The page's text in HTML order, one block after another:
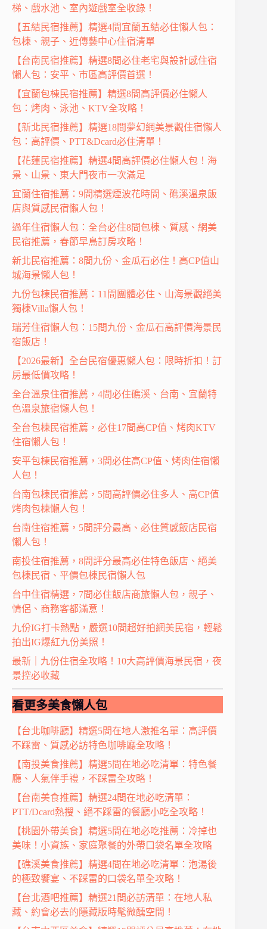
梯、戲水池、室內遊戲室全收錄！
【五結民宿推薦】精選4間宜蘭五結必住懶人包：
包棟、親子、近傳藝中心住宿清單
【台南民宿推薦】精選8間必住老宅與設計感住宿
懶人包：安平、市區高評價首選！
【宜蘭包棟民宿推薦】精選8間高評價必住懶人
包：烤肉、泳池、KTV全攻略！
【新北民宿推薦】精選18間夢幻網美景觀住宿懶人
包：高評價、PTT&Dcard必住清單！
【花蓮民宿推薦】精選4間高評價必住懶人包！海
景、山景、東大門夜市一次滿足
宜蘭住宿推薦：9間精選煙波花時間、礁溪溫泉飯
店與質感民宿懶人包！
過年住宿懶人包：全台必住8間包棟、質感、網美
民宿推薦，春節早鳥訂房攻略！
新北民宿推薦：8間九份、金瓜石必住！高CP值山
城海景懶人包！
九份包棟民宿推薦：11間團體必住、山海景觀絕美
獨棟Villa懶人包！
瑞芳住宿懶人包：15間九份、金瓜石高評價海景民
宿飯店！
【2026最新】全台民宿優惠懶人包：限時折扣！訂
房最低價攻略！
全台溫泉住宿推薦，4間必住礁溪、台南、宜蘭特
色溫泉旅宿懶人包！
全台包棟民宿推薦，必住17間高CP值、烤肉KTV
住宿懶人包！
安平包棟民宿推薦，3間必住高CP值、烤肉住宿懶
人包！
台南包棟民宿推薦，5間高評價必住多人、高CP值
烤肉包棟懶人包！
台南住宿推薦，5間評分最高、必住質感飯店民宿
懶人包！
南投住宿推薦，8間評分最高必住特色飯店、絕美
包棟民宿、平價包棟民宿懶人包
台中住宿精選，7間必住飯店商旅懶人包，親子、
情侶、商務客都滿意！
九份IG打卡熱點，嚴選10間超好拍網美民宿，輕鬆
拍出IG爆紅九份美照！
最新｜九份住宿全攻略！10大高評價海景民宿，夜
景控必收藏
看更多美食懶人包
【台北咖啡廳】精選5間在地人激推名單：高評價
不踩雷、質感必訪特色咖啡廳全攻略！
【南投美食推薦】精選5間在地必吃清單：特色餐
廳、人氣伴手禮，不踩雷全攻略！
【台南美食推薦】精選24間在地必吃清單：
PTT/Dcard熱搜、絕不踩雷的餐廳小吃全攻略！
【桃園外帶美食】精選5間在地必吃推薦：冷掉也
美味！小資族、家庭聚餐的外帶口袋名單全攻略
【礁溪美食推薦】精選4間在地必吃清單：泡湯後
的極致饗宴、不踩雷的口袋名單全攻略！
【台北酒吧推薦】精選21間必訪清單：在地人私
藏、約會必去的隱藏版時髦微醺空間！